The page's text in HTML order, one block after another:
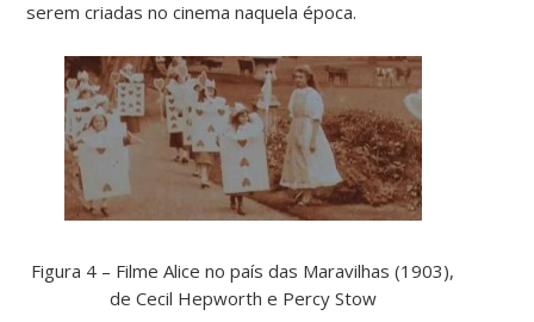
serem criadas no cinema naquela época.
Figura 4 – Filme Alice no país das Maravilhas (1903),
de Cecil Hepworth e Percy Stow